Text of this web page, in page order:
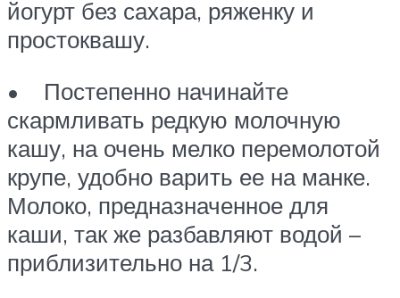
йогурт без сахара, ряженку и
простоквашу.
• Постепенно начинайте
скармливать редкую молочную
кашу, на очень мелко перемолотой
крупе, удобно варить ее на манке.
Молоко, предназначенное для
каши, так же разбавляют водой –
приблизительно на 1/3.